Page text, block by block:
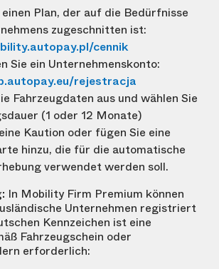
Plan, der auf die Bedürfnisse
zugeschnitten ist:
cennik
Sie ein Unternehmenskonto:
rejestracja
Fahrzeugdaten aus und wählen Sie
(1 oder 12 Monate)
Kaution oder fügen Sie eine
hinzu, die für die automatische
verwendet werden soll.
In Mobility Firm Premium können
Unternehmen registriert
Kennzeichen ist eine
Fahrzeugschein oder
erforderlich: